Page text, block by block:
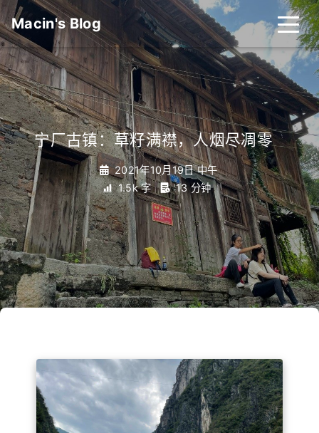
Macin's Blog
宁厂古镇：草籽满襟，人烟尽凋零_
2021年10月19日 中午
1.5k 字
13 分钟